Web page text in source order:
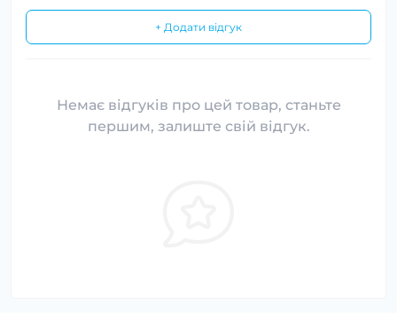
+ Додати відгук
Немає відгуків про цей товар, станьте
першим, залиште свій відгук.